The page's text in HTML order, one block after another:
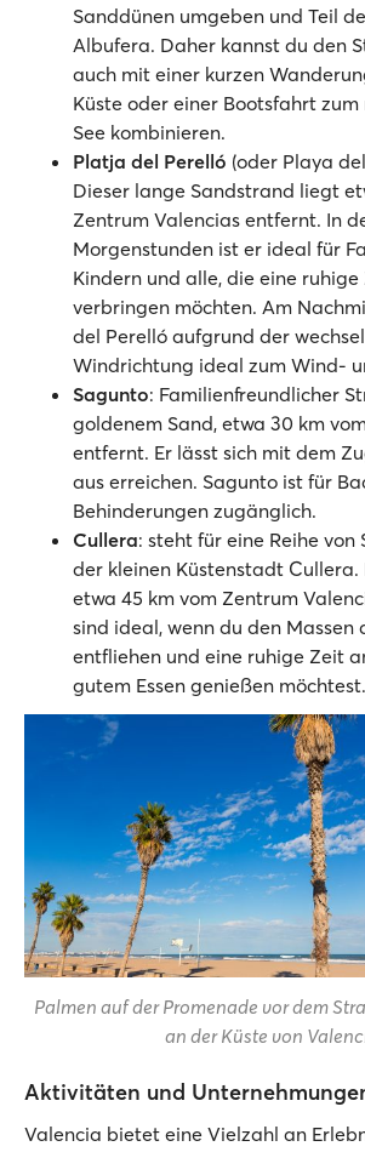
Sanddünen umgeben und Teil
Albufera. Daher kannst du den
auch mit einer kurzen
Küste oder einer Bootsfahrt
See kombinieren.
Platja del Perelló (oder Playa
Dieser lange Sandstrand liegt
Zentrum Valencias entfernt. In
Morgenstunden ist er ideal für
Kindern und alle, die eine
verbringen möchten. Am
del Perelló aufgrund der
Windrichtung ideal zum Wind-
Sagunto: Familienfreundlicher
goldenem Sand, etwa 30 km
entfernt. Er lässt sich mit dem
aus erreichen. Sagunto ist für
Behinderungen zugänglich.
Cullera: steht für eine Reihe
der kleinen Küstenstadt Cullera.
etwa 45 km vom Zentrum
sind ideal, wenn du den
entfliehen und eine ruhige Zeit
gutem Essen genießen möchtest.
Palmen auf der Promenade vor dem
an der Küste von
Aktivitäten und
Valencia bietet eine Vielzahl an